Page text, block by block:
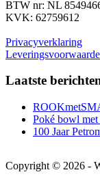
BTW nr: NL
KVK: 62759612
Privacyverklaring
Laatste
Poké bowl
100 Jaar
Copyright © 2026 -